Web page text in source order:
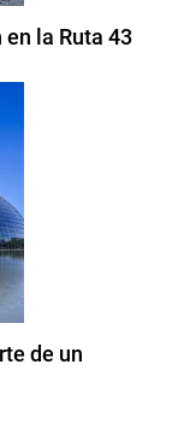
la Ruta 43
de un